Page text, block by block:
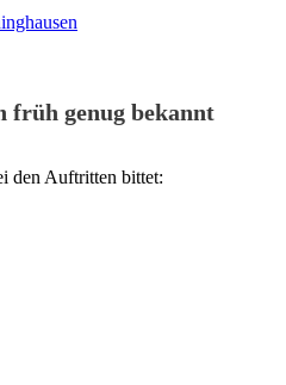
früh genug bekannt
den Auftritten bittet: